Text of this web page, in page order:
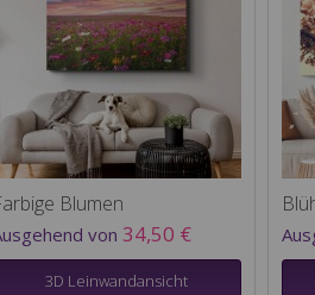
Blumen
von 34,50 €
3D Leinwandansicht